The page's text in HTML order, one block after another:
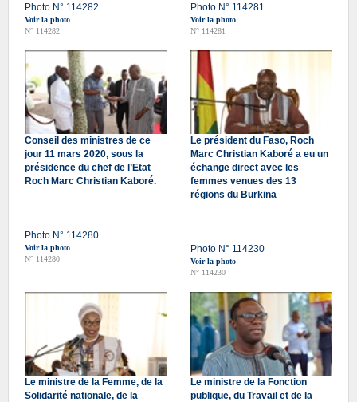
Photo N° 114282
Voir la photo
N° 114282
Photo N° 114281
Voir la photo
N° 114281
Conseil des ministres de ce
jour 11 mars 2020, sous la
présidence du chef de l’Etat
Roch Marc Christian Kaboré.
Photo N° 114280
Voir la photo
N° 114280
Le président du Faso, Roch
Marc Christian Kaboré a eu un
échange direct avec les
femmes venues des 13
régions du Burkina
Photo N° 114230
Voir la photo
N° 114230
Le ministre de la Femme, de la
Solidarité nationale, de la
Le ministre de la Fonction
publique, du Travail et de la